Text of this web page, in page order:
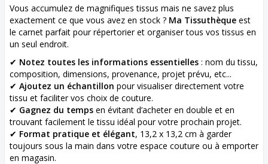
Vous accumulez de magnifiques tissus mais ne savez plus
exactement ce que vous avez en stock ? Ma Tissuthèque est
le carnet parfait pour répertorier et organiser tous vos tissus en
un seul endroit.
✔ Notez toutes les informations essentielles : nom du tissu,
composition, dimensions, provenance, projet prévu, etc...
✔ Ajoutez un échantillon pour visualiser directement votre
tissu et faciliter vos choix de couture.
✔ Gagnez du temps en évitant d’acheter en double et en
trouvant facilement le tissu idéal pour votre prochain projet.
✔ Format pratique et élégant, 13,2 x 13,2 cm à garder
toujours sous la main dans votre espace couture ou à emporter
en magasin.